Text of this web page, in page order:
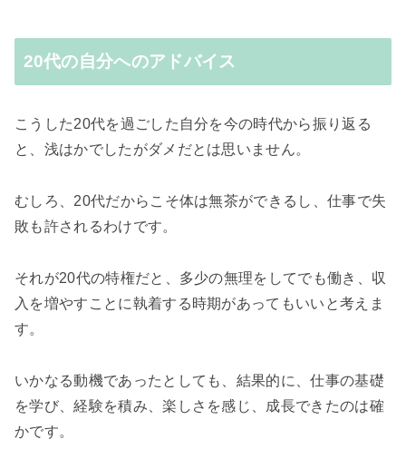
20代の自分へのアドバイス
こうした20代を過ごした自分を今の時代から振り返る
と、浅はかでしたがダメだとは思いません。
むしろ、20代だからこそ体は無茶ができるし、仕事で失
敗も許されるわけです。
それが20代の特権だと、多少の無理をしてでも働き、収
入を増やすことに執着する時期があってもいいと考えま
す。
いかなる動機であったとしても、結果的に、仕事の基礎
を学び、経験を積み、楽しさを感じ、成長できたのは確
かです。